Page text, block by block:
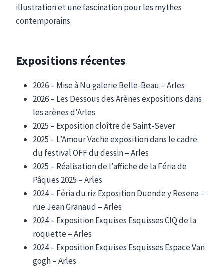
illustration et une fascination pour les mythes
contemporains.
Expositions récentes
2026 – Mise à Nu galerie Belle-Beau – Arles
2026 – Les Dessous des Arènes expositions dans
les arènes d’Arles
2025 – Exposition cloître de Saint-Sever
2025 – L’Amour Vache exposition dans le cadre
du festival OFF du dessin – Arles
2025 – Réalisation de l’affiche de la Féria de
Pâques 2025 – Arles
2024 – Féria du riz Exposition Duende y Resena –
rue Jean Granaud – Arles
2024 – Exposition Exquises Esquisses CIQ de la
roquette – Arles
2024 – Exposition Exquises Esquisses Espace Van
gogh – Arles